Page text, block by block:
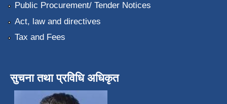
Public Procurement/ Tender Notices
Act, law and directives
Tax and Fees
सुचना तथा प्रविधि अधिकृत